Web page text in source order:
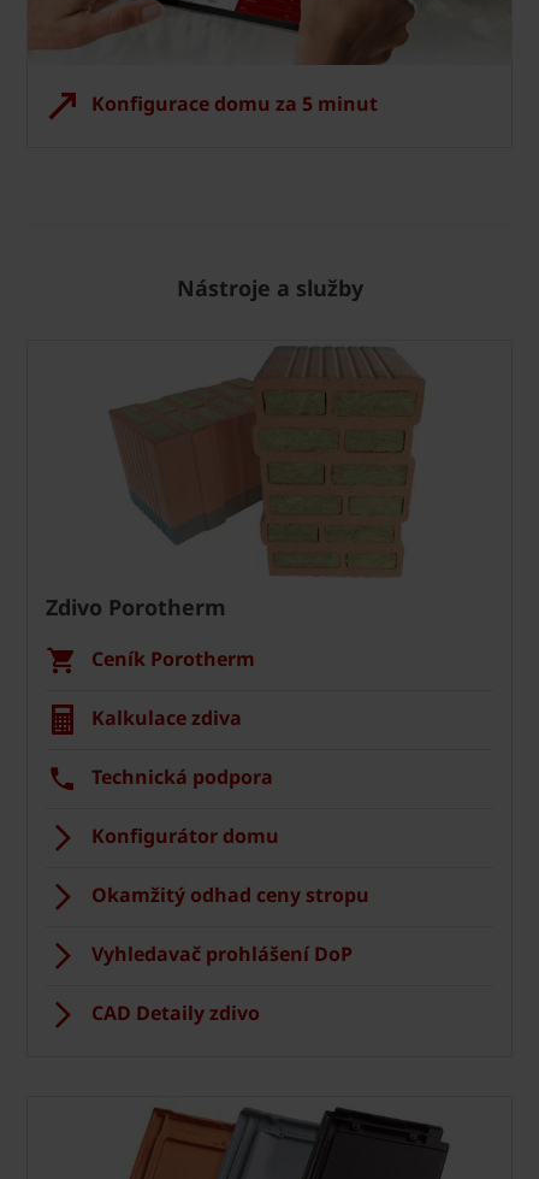
Konfigurace domu za 5 minut
Nástroje a služby
Zdivo Porotherm
Ceník Porotherm
Kalkulace zdiva
Technická podpora
Konfigurátor domu
Okamžitý odhad ceny stropu
Vyhledavač prohlášení DoP
CAD Detaily zdivo